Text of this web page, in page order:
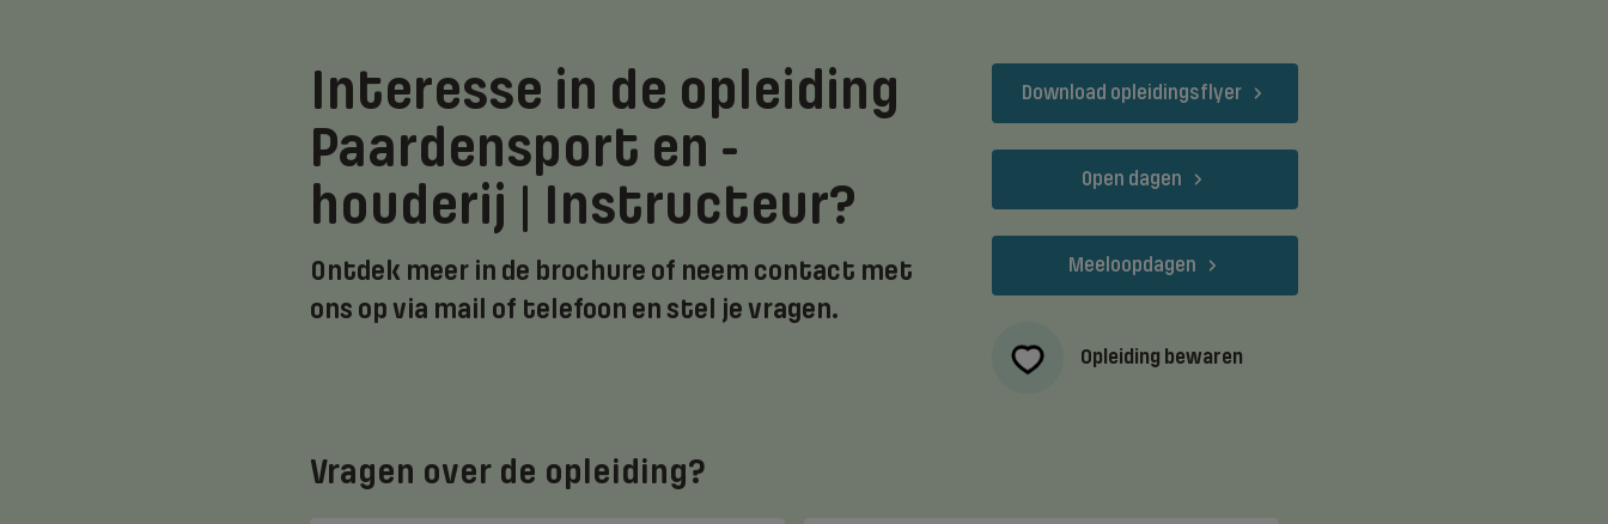
Interesse in de opleiding
Paardensport en -
houderij | Instructeur?
Ontdek meer in de brochure of neem contact met
ons op via mail of telefoon en stel je vragen.
Download opleidingsflyer
Open dagen
Meeloopdagen
Opleiding bewaren
Vragen over de opleiding?